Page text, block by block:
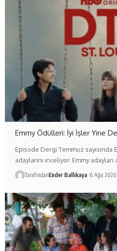
Emmy Ödülleri: İyi İşler Yine
Episode Dergi Temmuz sayısında
adaylarını inceliyor. Emmy
TarafındanEnder Ballıkaya 6 Ağu 2026